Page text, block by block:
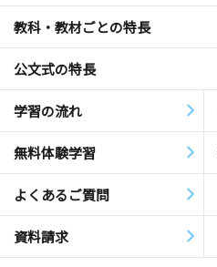
教科・教材ごとの特長
公文式の特長
学習の流れ
無料体験学習
よくあるご質問
資料請求